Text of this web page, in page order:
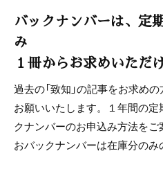
こまく
読者プレゼント
BOOKS[書評]
本屋さんへ行こう
バックナンバーは、定
み
１冊からお求めいただ
過去の「致知」の記事をお求め
お願いいたします。１年間の
クナンバーのお申込み方法を
おバックナンバーは在庫分のみ